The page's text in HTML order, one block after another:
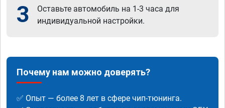
3
Оставьте автомобиль на 1-3 часа для
индивидуальной настройки.
Почему нам можно доверять?
✅ Опыт — более 8 лет в сфере чип-тюнинга.